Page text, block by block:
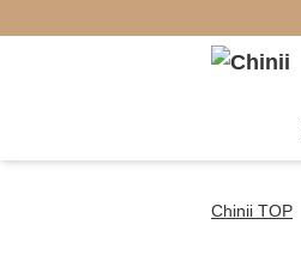
Chinii TOP